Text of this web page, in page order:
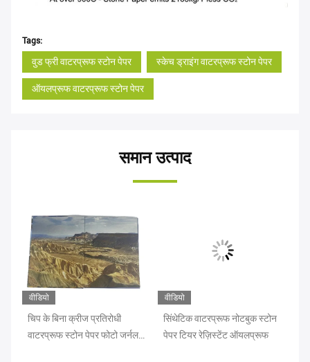
Tags:
वुड फ्री वाटरप्रूफ स्टोन पेपर स्केच ड्राइंग वाटरप्रूफ स्टोन पेपर
ऑयलप्रूफ वाटरप्रूफ स्टोन पेपर
समान उत्पाद
वीडियो
चिप के बिना क्रीज प्रतिरोधी
वाटरप्रूफ स्टोन पेपर फोटो जर्नल
वीडियो
सिंथेटिक वाटरप्रूफ नोटबुक स्टोन
पेपर टियर रेज़िस्टेंट ऑयलप्रूफ